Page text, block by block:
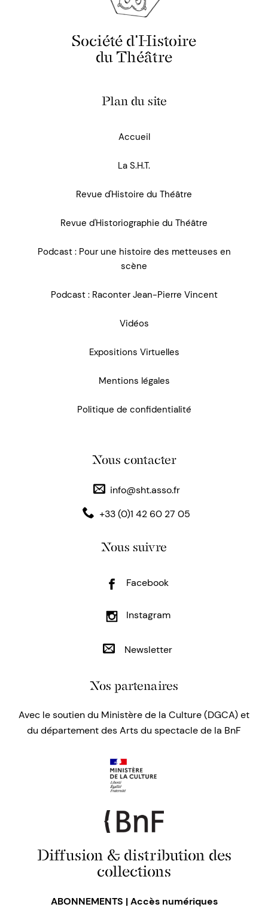
Société d'Histoire
du Théâtre
Plan du site
Accueil
La S.H.T.
Revue d'Histoire du Théâtre
Revue d'Historiographie du Théâtre
Podcast : Pour une histoire des metteuses en
scène
Podcast : Raconter Jean-Pierre Vincent
Vidéos
Expositions Virtuelles
Mentions légales
Politique de confidentialité
Nous contacter
info@sht.asso.fr
+33 (0)1 42 60 27 05
Nous suivre
Facebook
Instagram
Newsletter
Nos partenaires
Avec le soutien du Ministère de la Culture (DGCA) et
du département des Arts du spectacle de la BnF
Diffusion & distribution des
collections
ABONNEMENTS | Accès numériques